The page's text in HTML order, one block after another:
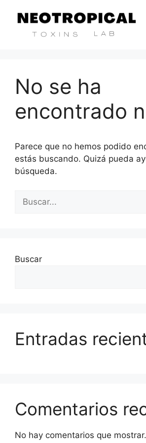
No se ha
encontrado
Parece que no hemos podido
estás buscando. Quizá pueda
búsqueda.
Buscar
Entradas
Comentarios
No hay comentarios que mostrar.